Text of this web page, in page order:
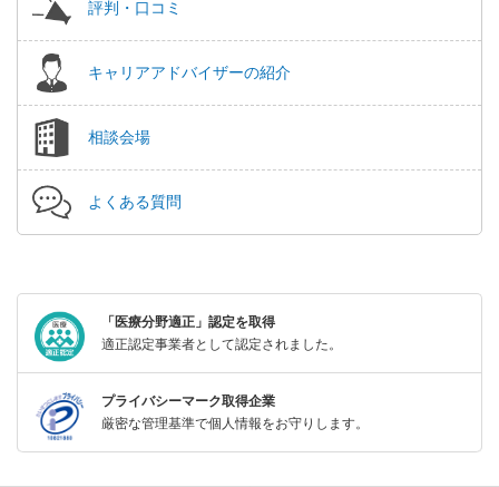
評判・口コミ
キャリアアドバイザーの紹介
相談会場
よくある質問
「医療分野適正」認定を取得
適正認定事業者として認定されました。
プライバシーマーク取得企業
厳密な管理基準で個人情報をお守りします。